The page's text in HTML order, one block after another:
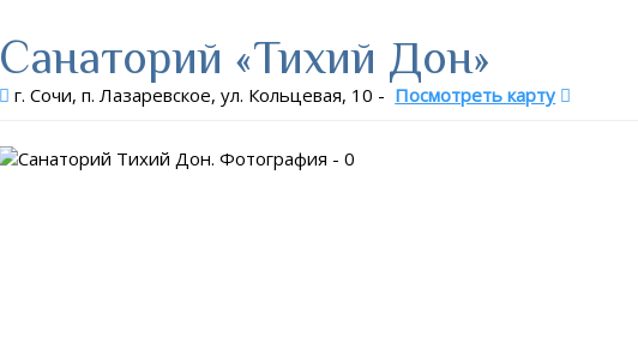
Санаторий «Тихий Дон»
г. Сочи, п. Лазаревское, ул. Кольцевая, 10 - Посмотреть карту